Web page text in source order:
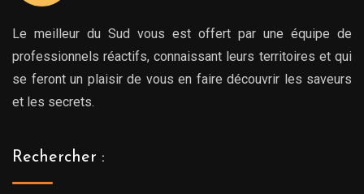
Le meilleur du Sud vous est offert par une équipe de
professionnels réactifs, connaissant leurs territoires et qui
se feront un plaisir de vous en faire découvrir les saveurs
et les secrets.
Rechercher :